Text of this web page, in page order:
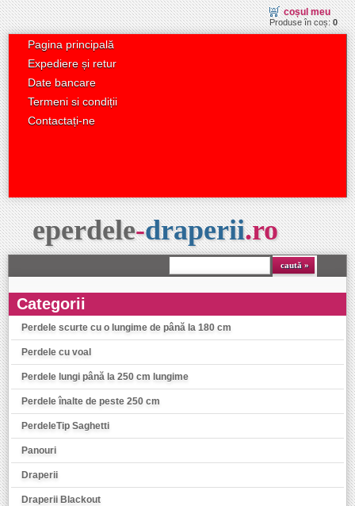
coșul meu
Produse în coș:0
Pagina principală
Expediere și retur
Date bancare
Termeni si condiții
Contactați-ne
eperdele-draperii.ro
Categorii
Perdele scurte cu o lungime de până la 180 cm
Perdele cu voal
Perdele lungi până la 250 cm lungime
Perdele înalte de peste 250 cm
PerdeleTip Saghetti
Panouri
Draperii
Draperii Blackout